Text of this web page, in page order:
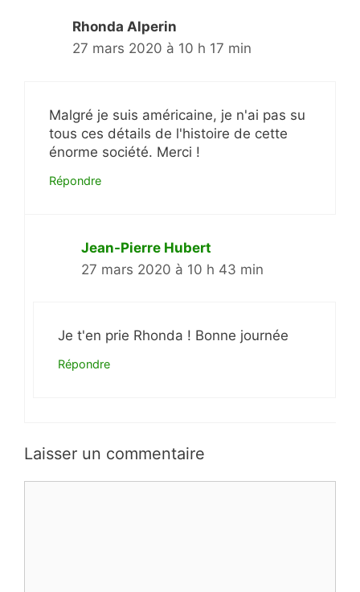
Rhonda Alperin
27 mars 2020 à 10 h 17 min
Malgré je suis américaine, je n'ai pas su
tous ces détails de l'histoire de cette
énorme société. Merci !
Répondre
Jean-Pierre Hubert
27 mars 2020 à 10 h 43 min
Je t'en prie Rhonda ! Bonne journée
Répondre
Laisser un commentaire